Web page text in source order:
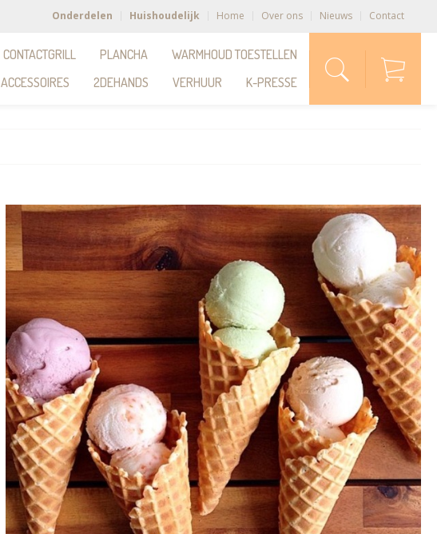
Onderdelen Huishoudelijk Home Over ons Nieuws Contact
CONTACTGRILL PLANCHA
WARMHOUD TOESTELLEN
ACCESSOIRES
2DEHANDS VERHUUR K-PRESSE